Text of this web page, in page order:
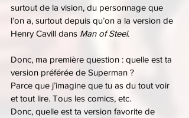
surtout de la vision, du personnage que
l’on a, surtout depuis qu’on a la version de
Henry Cavill dans Man of Steel.
Donc, ma première question : quelle est ta
version préférée de Superman ?
Parce que j’imagine que tu as du tout voir
et tout lire. Tous les comics, etc.
Donc, quelle est ta version favorite de